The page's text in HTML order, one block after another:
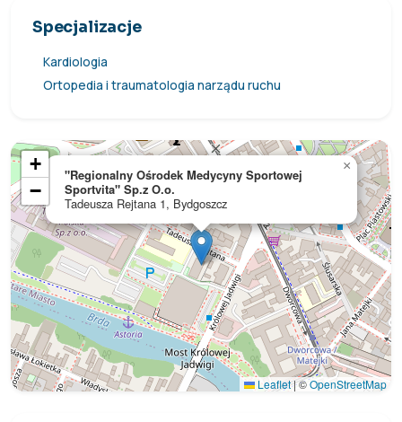
Specjalizacje
Kardiologia
Ortopedia i traumatologia narządu ruchu
"Regionalny Ośrodek Medycyny Sportowej
Sportvita" Sp.z O.o.
Tadeusza Rejtana 1, Bydgoszcz
×
+
−
Leaflet|©OpenStreetMap